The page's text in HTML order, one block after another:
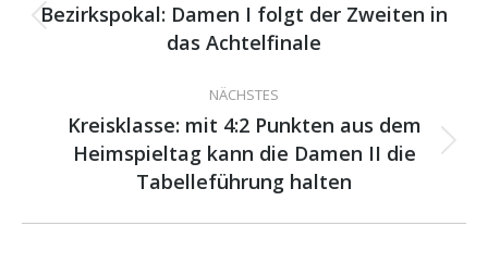
Vorheriger
Beitrag:
Bezirkspokal: Damen I folgt der Zweiten in
das Achtelfinale
NÄCHSTES
Nächster
Beitrag:
Kreisklasse: mit 4:2 Punkten aus dem
Heimspieltag kann die Damen II die
Tabelleführung halten